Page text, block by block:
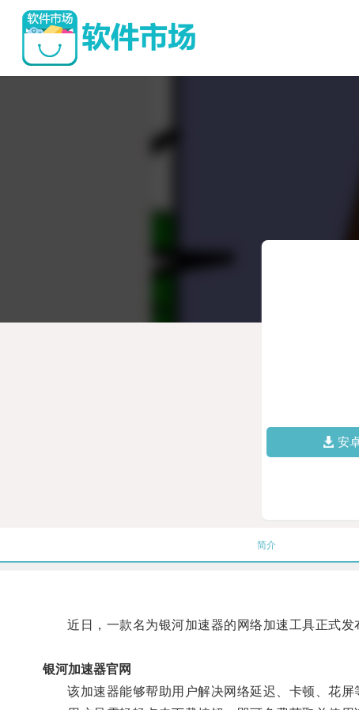
安
简介
近日，一款名为银河加速器的网络加速工具正式发
银河加速器官网
该加速器能够帮助用户解决网络延迟、卡顿、花屏